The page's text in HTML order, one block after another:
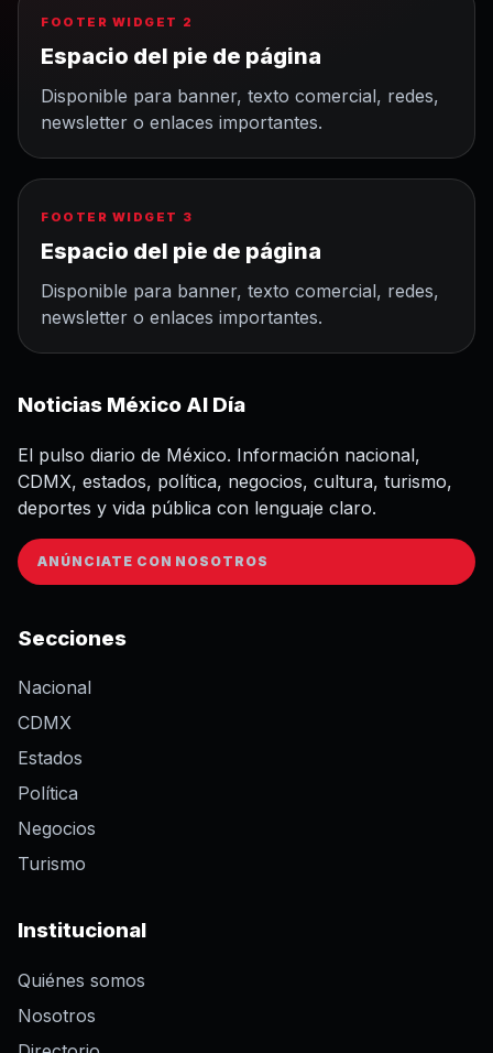
FOOTER WIDGET 2
Espacio del pie de página
Disponible para banner, texto comercial, redes,
newsletter o enlaces importantes.
FOOTER WIDGET 3
Espacio del pie de página
Disponible para banner, texto comercial, redes,
newsletter o enlaces importantes.
Noticias México Al Día
El pulso diario de México. Información nacional,
CDMX, estados, política, negocios, cultura, turismo,
deportes y vida pública con lenguaje claro.
ANÚNCIATE CON NOSOTROS
Secciones
Nacional
CDMX
Estados
Política
Negocios
Turismo
Institucional
Quiénes somos
Nosotros